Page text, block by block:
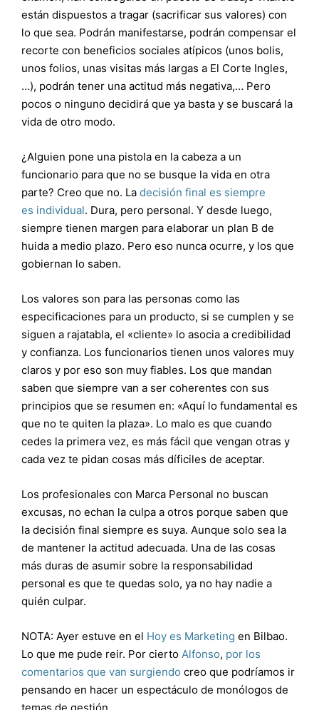
están dispuestos a tragar (sacrificar sus valores) con
lo que sea. Podrán manifestarse, podrán compensar el
recorte con beneficios sociales atípicos (unos bolis,
unos folios, unas visitas más largas a El Corte Ingles,
…), podrán tener una actitud más negativa,… Pero
pocos o ninguno decidirá que ya basta y se buscará la
vida de otro modo.
¿Alguien pone una pistola en la cabeza a un
funcionario para que no se busque la vida en otra
parte? Creo que no. La decisión final es siempre
es individual. Dura, pero personal. Y desde luego,
siempre tienen margen para elaborar un plan B de
huida a medio plazo. Pero eso nunca ocurre, y los que
gobiernan lo saben.
Los valores son para las personas como las
especificaciones para un producto, si se cumplen y se
siguen a rajatabla, el «cliente» lo asocia a credibilidad
y confianza. Los funcionarios tienen unos valores muy
claros y por eso son muy fiables. Los que mandan
saben que siempre van a ser coherentes con sus
principios que se resumen en: «Aquí lo fundamental es
que no te quiten la plaza». Lo malo es que cuando
cedes la primera vez, es más fácil que vengan otras y
cada vez te pidan cosas más díficiles de aceptar.
Los profesionales con Marca Personal no buscan
excusas, no echan la culpa a otros porque saben que
la decisión final siempre es suya. Aunque solo sea la
de mantener la actitud adecuada. Una de las cosas
más duras de asumir sobre la responsabilidad
personal es que te quedas solo, ya no hay nadie a
quién culpar.
NOTA: Ayer estuve en el Hoy es Marketing en Bilbao.
Lo que me pude reir. Por cierto Alfonso, por los
comentarios que van surgiendo creo que podríamos ir
pensando en hacer un espectáculo de monólogos de